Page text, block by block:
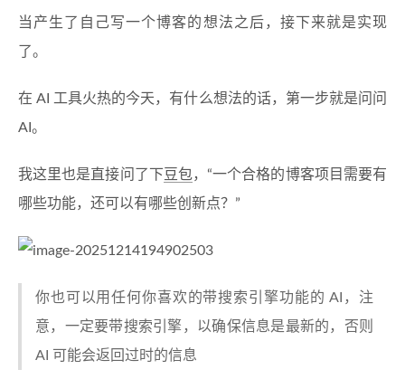
当产生了自己写一个博客的想法之后，接下来就是实现
了。
在 AI 工具火热的今天，有什么想法的话，第一步就是问问
AI。
我这里也是直接问了下 豆包，“一个合格的博客项目需要有
哪些功能，还可以有哪些创新点？”
你也可以用任何你喜欢的带搜索引擎功能的 AI，注
意，一定要带搜索引擎，以确保信息是最新的，否则
AI 可能会返回过时的信息